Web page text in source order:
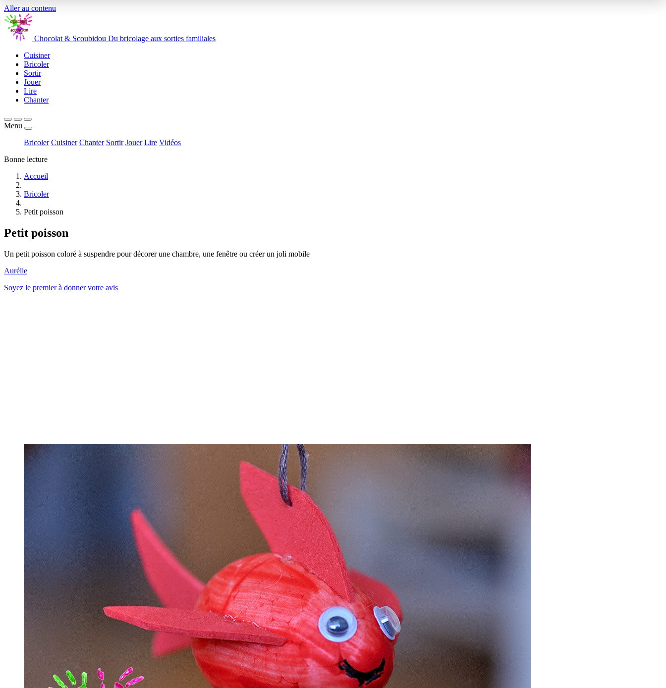
Aller au contenu
Chocolat & Scoubidou Du bricolage aux sorties familiales
Cuisiner
Bricoler
Sortir
Jouer
Lire
Chanter
Menu
Bricoler Cuisiner Chanter Sortir Jouer Lire Vidéos
Bonne lecture
Accueil
Bricoler
Petit poisson
Petit poisson
Un petit poisson coloré à suspendre pour décorer une chambre, une fenêtre ou créer un joli mobile
Aurélie
Soyez le premier à donner votre avis